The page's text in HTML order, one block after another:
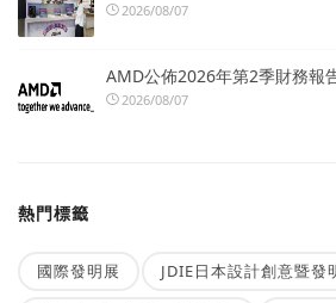
2026/08/07
AMD公佈2026年第2季財務報
2026/08/07
熱門標籤
國際發明展 JDIE日本設計創意暨發